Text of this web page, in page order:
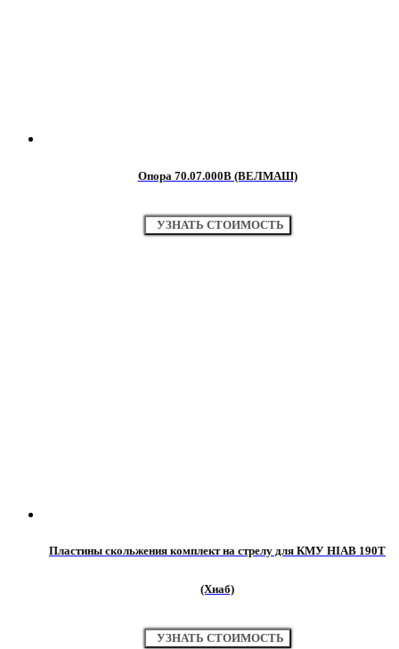
Опора 70.07.000В (ВЕЛМАШ)
УЗНАТЬ СТОИМОСТЬ
Пластины скольжения комплект на стрелу для КМУ HIAB 190T
(Хиаб)
УЗНАТЬ СТОИМОСТЬ